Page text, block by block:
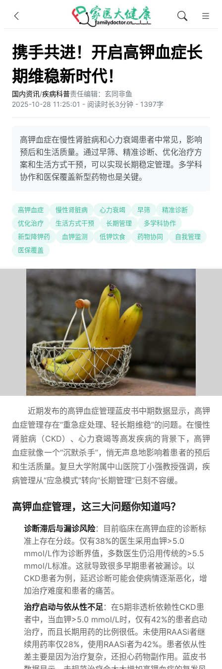
携手共进！开启高钾血症长
期维稳新时代！
国内资讯/疾病科普责任编辑：玄同非鱼​
2025-10-28 11:25:01 - 阅读时长3分钟 - 1397字
高钾血症在慢性肾脏病和心力衰竭患者中常见，影响
预后和生活质量。通过早筛、精准诊断、优化治疗方
案和生活方式干预，可以实现长期稳定管理。多学科
协作和医保覆盖新型药物也是关键。
高钾血症 慢性肾脏病 心力衰竭 早筛
精准诊断
优化治疗
生活方式干预 长期管理
多学科协作
新型降钾药
血钾监测 低钾饮食 药物协同
自我管理
医保覆盖
近期发布的高钾血症管理蓝皮书中期数据显示，高钾
血症管理存在“重急症处理、轻长期维稳”的问题。在慢性
肾脏病（CKD）、心力衰竭等高发疾病的背景下，高钾
血症就像一个“沉默杀手”，悄无声息地影响着患者的预后
和生活质量。复旦大学附属中山医院丁小强教授强调，疾
病管理从“应急模式”转向“长期管理”已刻不容缓。
高钾血症管理，这三大问题你知道吗？
诊断滞后与漏诊风险：目前临床在高钾血症的诊断标
准上存在分歧。仅有38%的医生采用血钾>5.0
mmol/L作为诊断界值，多数医生仍沿用传统的>5.5
mmol/L标准。这就导致很多早期患者被漏诊。以
CKD患者为例，延迟诊断可能会使病情逐渐恶化，增
加治疗难度和患者的痛苦。
治疗启动与依从性不足：在5期非透析依赖性CKD患
者中，当血钾>5.0 mmol/L时，仅有42%的患者启动
治疗，而且长期用药的比例很低。未使用RAASi者继
续用药率仅28%，使用RAASi者为42%。患者依从性
差主要是因为治疗复杂，还担心药物副作用。蓝皮书